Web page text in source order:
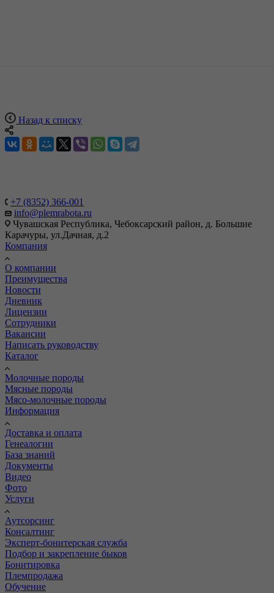
Назад к списку
+7 (8352) 366-001
info@plemrabota.ru
Чувашская Республика, Чебоксарский район, д. Большие
Карачуры, ул.Дачная, д.2
Компания
О компании
Преимущества
Новости
Дневник
Лицензии
Сотрудники
Вакансии
Написать руководству
Каталог
Молочные породы
Мясные породы
Мясо-молочные породы
Информация
Доставка и оплата
Генеалогии
База знаний
Документы
Видео
Фото
Услуги
Аутсорсинг
Консалтинг
Эксперт-бонитерская служба
Подбор и закрепление быков
Бонитировка
Племпродажа
Обучение